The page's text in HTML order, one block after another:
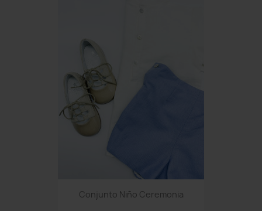
Conjunto Niño Ceremonia